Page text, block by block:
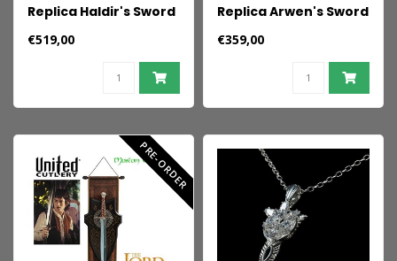
Replica Haldir's Sword
€519,00
Replica Arwen's Sword
"Hadhafang" 25th
Anniversary Edition 97
€359,00
PRE-ORDER